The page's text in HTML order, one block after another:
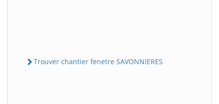
Trouver chantier fenetre SAVONNIERES